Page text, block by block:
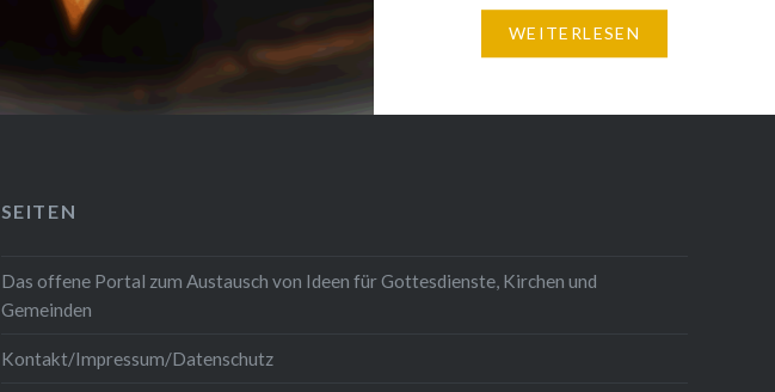
Himmel her zu Abraham,
deine Hand nicht gegen den
WEITERLESEN
SEITEN
Das offene Portal zum Austausch von Ideen für Gottesdienste, Kirchen und
Gemeinden
Kontakt/Impressum/Datenschutz